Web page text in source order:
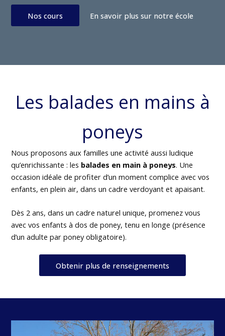
Nos cours En savoir plus sur notre école
Les balades en mains à
poneys
Nous proposons aux familles une activité aussi ludique
qu’enrichissante : les balades en main à poneys. Une
occasion idéale de profiter d’un moment complice avec vos
enfants, en plein air, dans un cadre verdoyant et apaisant.
Dès 2 ans, dans un cadre naturel unique, promenez vous
avec vos enfants à dos de poney, tenu en longe (présence
d’un adulte par poney obligatoire).
Obtenir plus de renseignements